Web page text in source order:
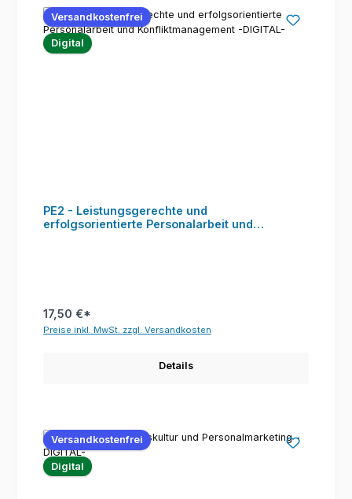
Versandkostenfrei
Digital
PE2 - Leistungsgerechte und
erfolgsorientierte Personalarbeit und
17,50 €*
Preise inkl. MwSt. zzgl. Versandkosten
Details
Versandkostenfrei
Digital